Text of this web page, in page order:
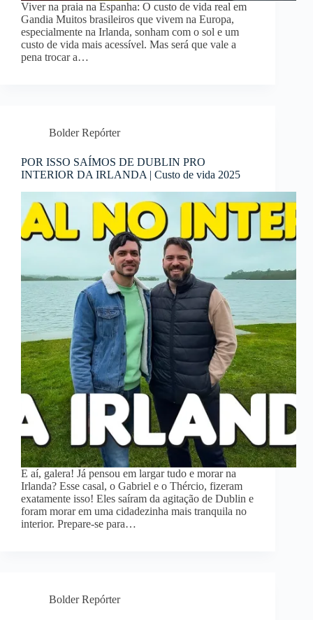
Viver na praia na Espanha: O custo de vida real em
Gandia Muitos brasileiros que vivem na Europa,
especialmente na Irlanda, sonham com o sol e um
custo de vida mais acessível. Mas será que vale a
pena trocar a…
Bolder Repórter
POR ISSO SAÍMOS DE DUBLIN PRO
INTERIOR DA IRLANDA | Custo de vida 2025
E aí, galera! Já pensou em largar tudo e morar na
Irlanda? Esse casal, o Gabriel e o Thércio, fizeram
exatamente isso! Eles saíram da agitação de Dublin e
foram morar em uma cidadezinha mais tranquila no
interior. Prepare-se para…
Bolder Repórter